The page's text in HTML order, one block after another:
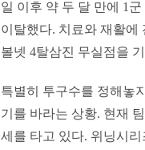
일 이후 약 두 달 만에 1
이탈했다. 치료와 재활에
볼넷 4탈삼진 무실점을
특별히 투구수를 정해놓
기를 바라는 상황. 현재
세를 타고 있다. 위닝시